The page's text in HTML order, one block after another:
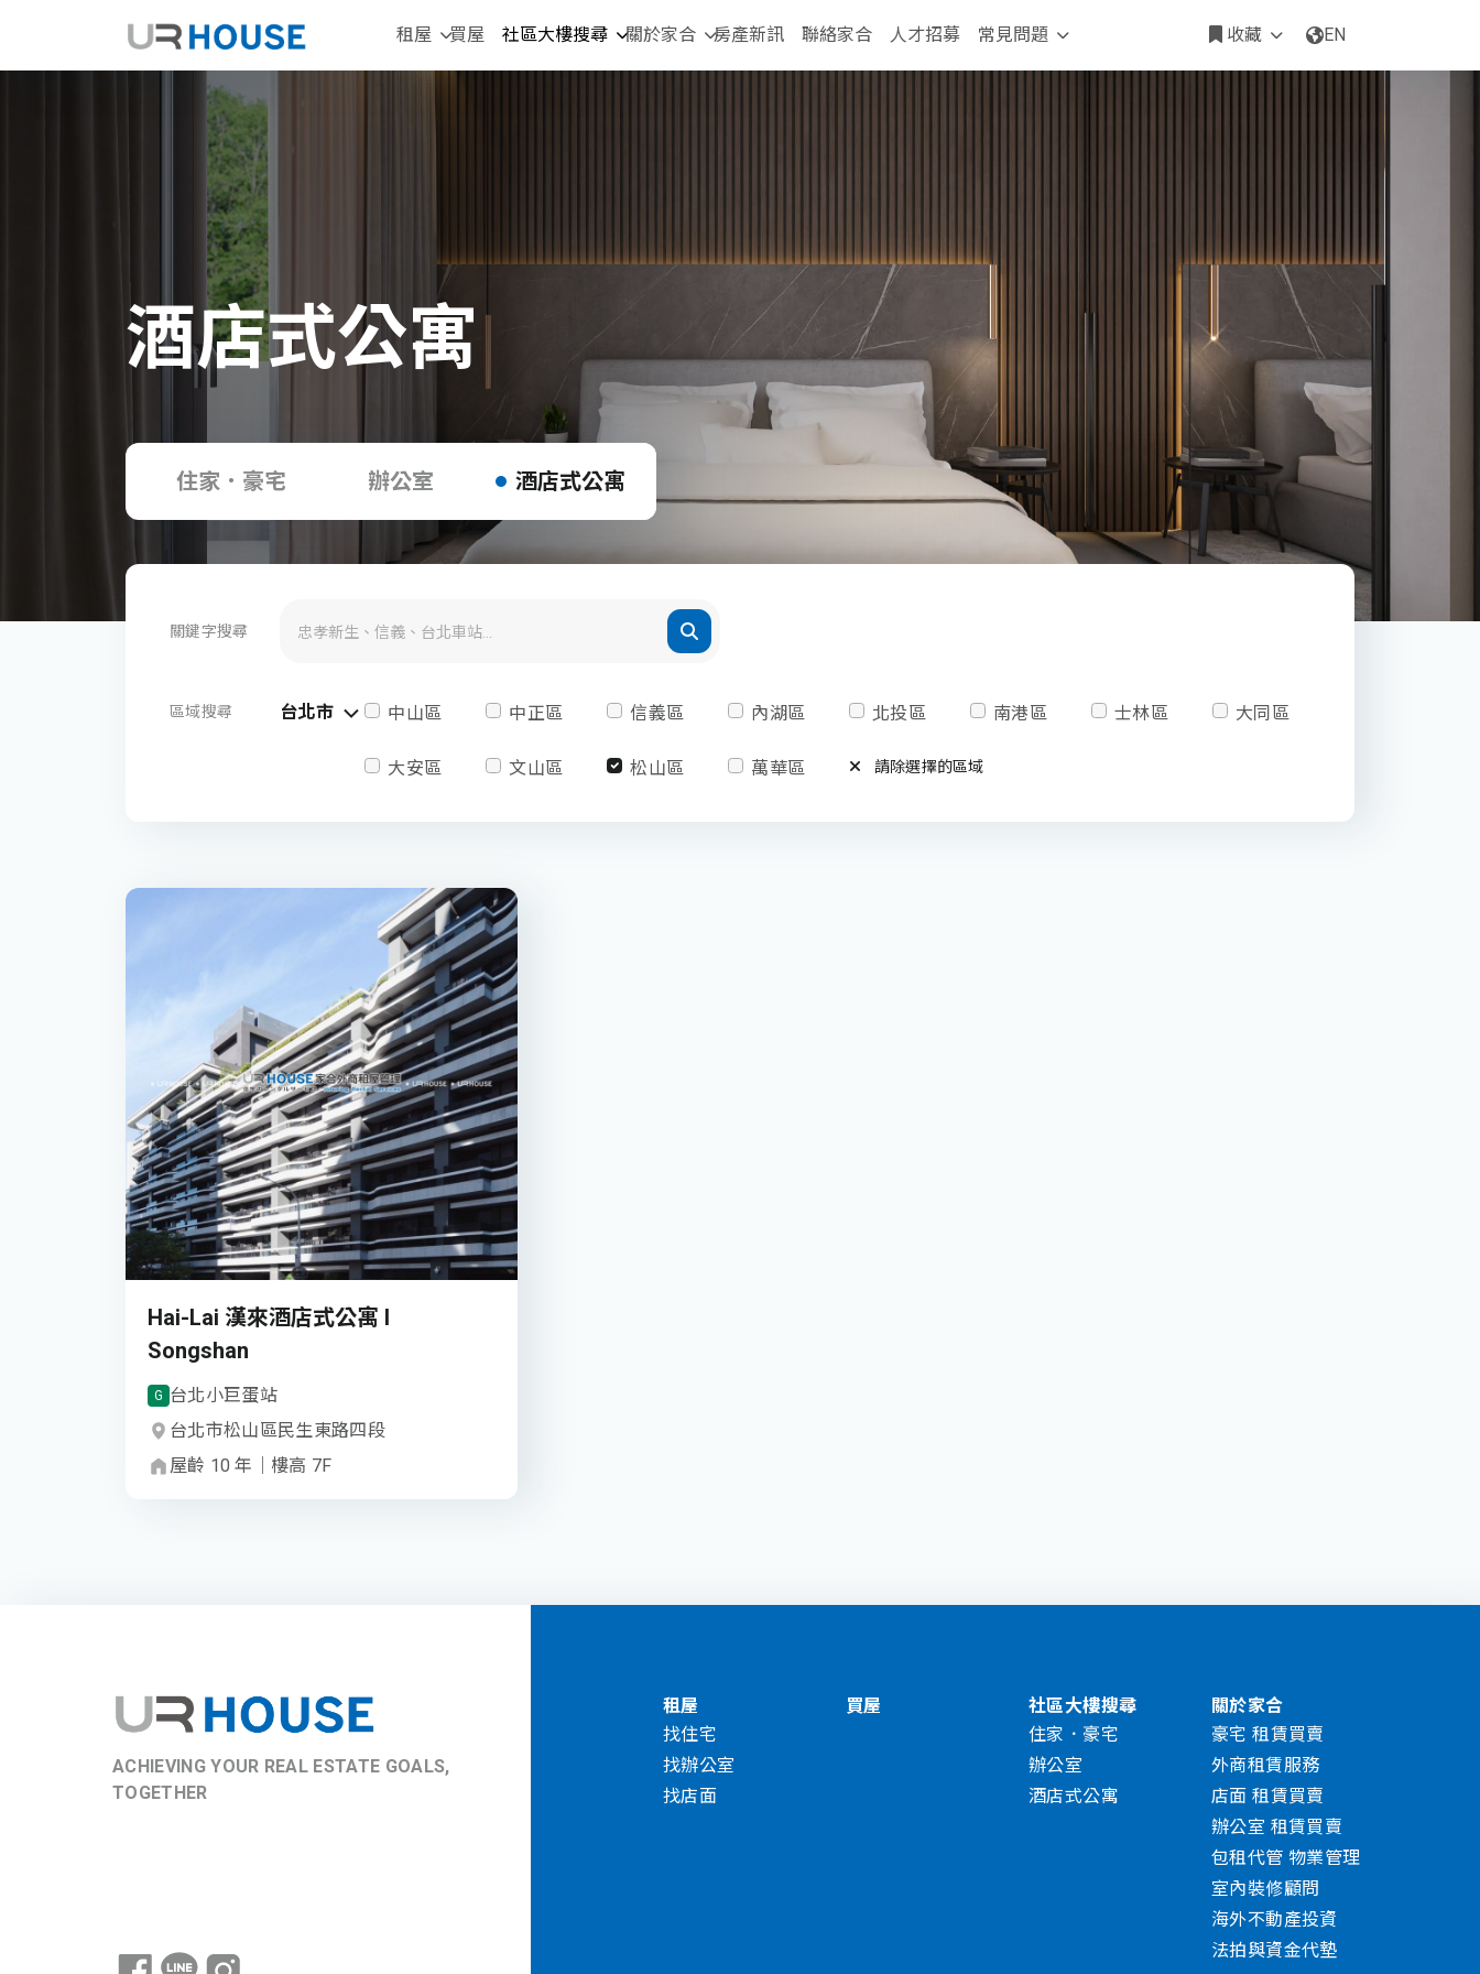
租屋 買屋 社區大樓搜尋 關於家合 房產新訊 聯絡家合 人才招募 常見問題 收藏 EN
酒店式公寓
住家．豪宅 辦公室 酒店式公寓
關鍵字搜尋
區域搜尋 台北市 中山區 中正區 信義區 內湖區 北投區 南港區 士林區 大同區
大安區 文山區 松山區 萬華區 請除選擇的區域
Hai-Lai 漢來酒店式公寓 I
Songshan
G 台北小巨蛋站
台北市松山區民生東路四段
屋齡 10 年 樓高 7F
ACHIEVING YOUR REAL ESTATE GOALS,
TOGETHER
租屋
找住宅
找辦公室
找店面
買屋
社區大樓搜尋
住家．豪宅
辦公室
酒店式公寓
關於家合
豪宅 租賃買賣
外商租賃服務
店面 租賃買賣
辦公室 租賃買賣
包租代管 物業管理
室內裝修顧問
海外不動產投資
法拍與資金代墊